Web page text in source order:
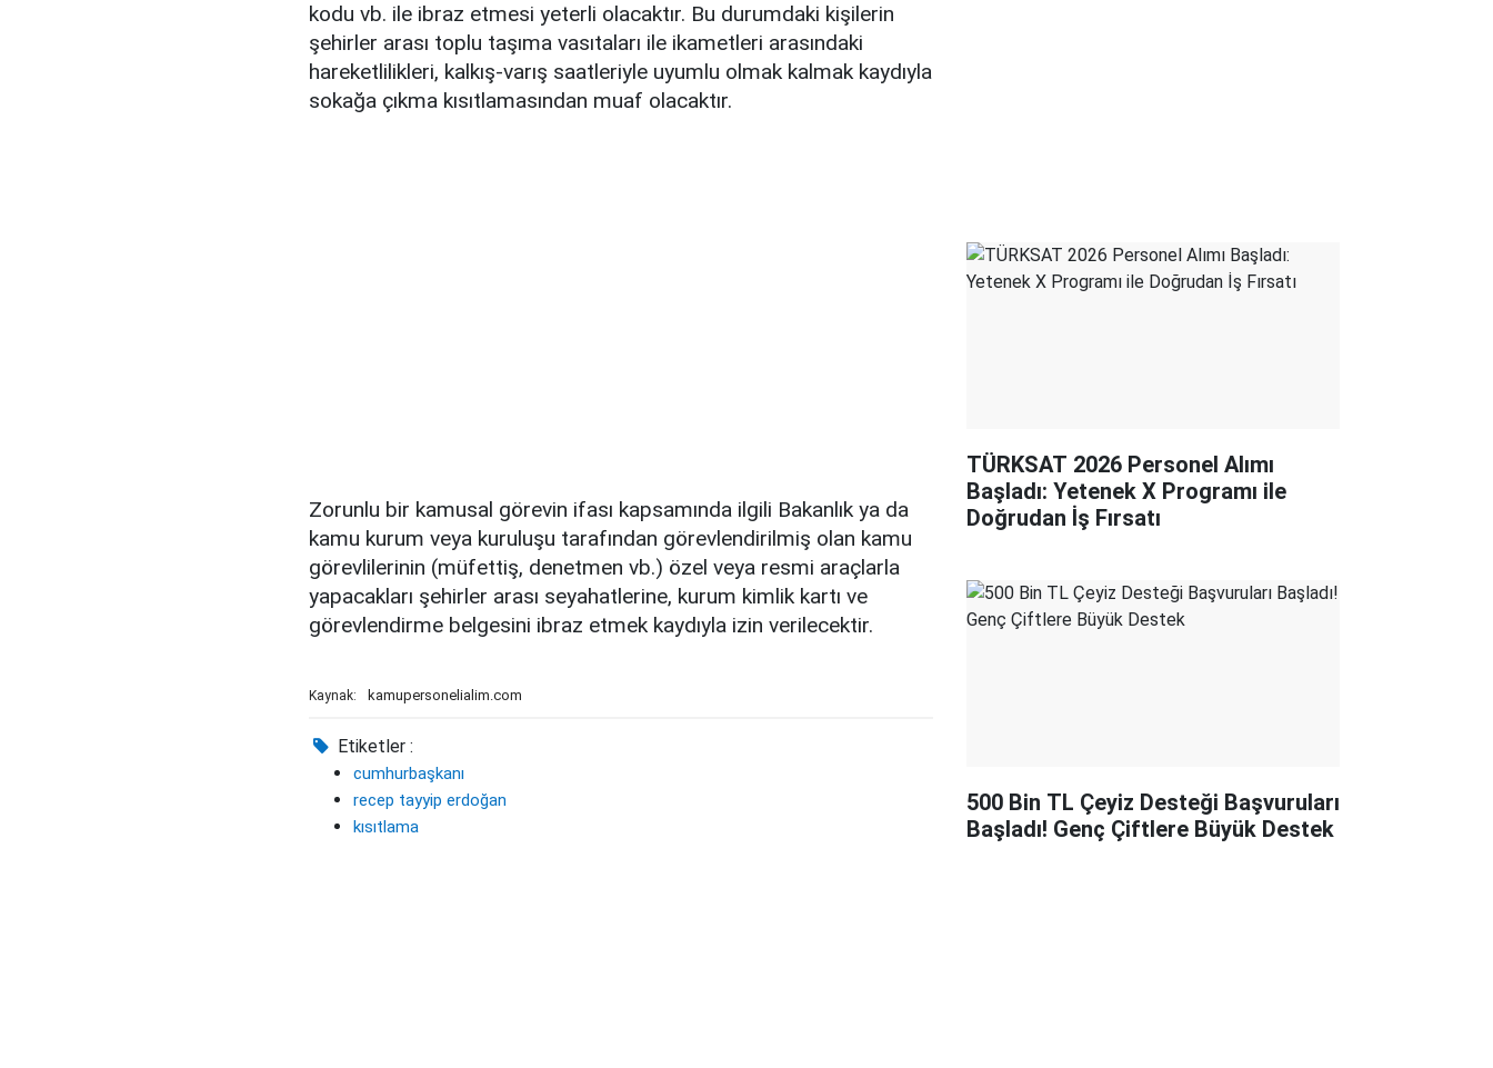
kodu vb. ile ibraz etmesi yeterli olacaktır. Bu durumdaki kişilerin
şehirler arası toplu taşıma vasıtaları ile ikametleri arasındaki
hareketlilikleri, kalkış-varış saatleriyle uyumlu olmak kalmak kaydıyla
sokağa çıkma kısıtlamasından muaf olacaktır.
Zorunlu bir kamusal görevin ifası kapsamında ilgili Bakanlık ya da
kamu kurum veya kuruluşu tarafından görevlendirilmiş olan kamu
görevlilerinin (müfettiş, denetmen vb.) özel veya resmi araçlarla
yapacakları şehirler arası seyahatlerine, kurum kimlik kartı ve
görevlendirme belgesini ibraz etmek kaydıyla izin verilecektir.
Kaynak: kamupersonelialim.com
Etiketler :
cumhurbaşkanı
recep tayyip erdoğan
kısıtlama
TÜRKSAT 2026 Personel Alımı
Başladı: Yetenek X Programı ile
Doğrudan İş Fırsatı
500 Bin TL Çeyiz Desteği Başvuruları
Başladı! Genç Çiftlere Büyük Destek